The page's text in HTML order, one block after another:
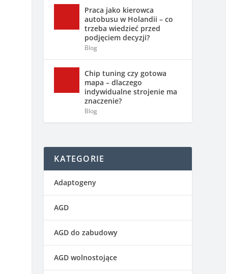
Praca jako kierowca
autobusu w Holandii – co
trzeba wiedzieć przed
podjęciem decyzji?
Blog
Chip tuning czy gotowa
mapa – dlaczego
indywidualne strojenie ma
znaczenie?
Blog
KATEGORIE
Adaptogeny
AGD
AGD do zabudowy
AGD wolnostojące